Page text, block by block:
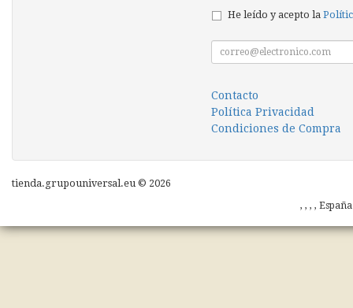
He leído y acepto la
Contacto
Política Privacidad
Condiciones de Compra
tienda.grupouniversal.eu © 2026
, , , ,